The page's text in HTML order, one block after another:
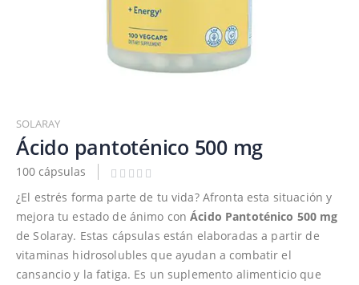
al
comienzo
de
la
galería
de
imágenes
SOLARAY
Ácido pantoténico 500 mg
100 cápsulas
¿El estrés forma parte de tu vida? Afronta esta situación y
mejora tu estado de ánimo conÁcido Pantoténico 500 mg
de Solaray. Estas cápsulas están elaboradas a partir de
vitaminas hidrosolubles que ayudan a combatir el
cansancio y la fatiga. Es un suplemento alimenticio que